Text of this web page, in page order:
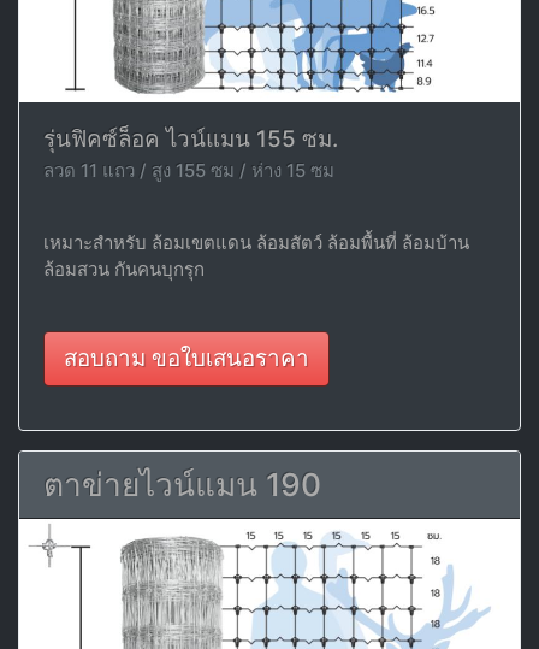
รุ่นฟิคซ์ล็อค ไวน์แมน 155 ซม.
ลวด 11 แถว / สูง 155 ซม / ห่าง 15 ซม
เหมาะสำหรับ ล้อมเขตแดน ล้อมสัตว์ ล้อมพื้นที่ ล้อมบ้าน
ล้อมสวน กันคนบุกรุก
สอบถาม ขอใบเสนอราคา
ตาข่ายไวน์แมน 190